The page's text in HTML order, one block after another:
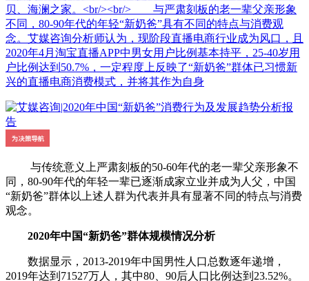
贝、海澜之家。<br/><br/> 与严肃刻板的老一辈父亲形象
不同，80-90年代的年轻“新奶爸”具有不同的特点与消费观
念。艾媒咨询分析师认为，现阶段直播电商行业成为风口，且
2020年4月淘宝直播APP中男女用户比例基本持平，25-40岁用
户比例达到50.7%，一定程度上反映了“新奶爸”群体已习惯新
兴的直播电商消费模式，并将其作为自身
与传统意义上严肃刻板的50-60年代的老一辈父亲形象不
同，80-90年代的年轻一辈已逐渐成家立业并成为人父，中国
“新奶爸”群体以上述人群为代表并具有显著不同的特点与消费
观念。
2020年中国“新奶爸”群体规模情况分析
数据显示，2013-2019年中国男性人口总数逐年递增，
2019年达到71527万人，其中80、90后人口比例达到23.52%。